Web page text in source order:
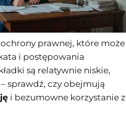
prawnej, które może
i postępowania
są relatywnie niskie,
sprawdź, czy obejmują
i bezumowne korzystanie z